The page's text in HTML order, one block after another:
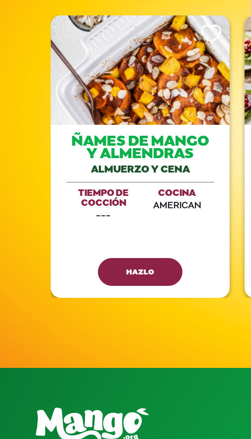
Like This Recipe Like This Recipe
ÑAMES DE MANGO
Y ALMENDRAS
ALMUERZO Y CENA
TIEMPO DE
COCCIÓN
---
COCINA
AMERICAN
HAZLO